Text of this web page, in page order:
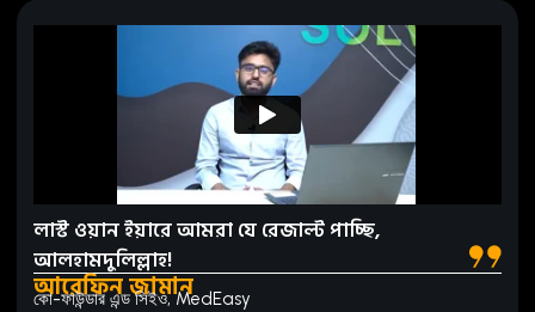
লাস্ট ওয়ান ইয়ারে আমরা যে রেজাল্ট পাচ্ছি,
আলহামদুলিল্লাহ!
আরেফিন জামান
কো-ফাউন্ডার এন্ড সিইও, MedEasy